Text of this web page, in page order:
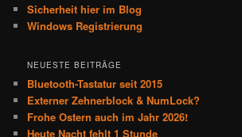
Sicherheit hier im Blog
Windows Registrierung
NEUESTE BEITRÄGE
Bluetooth-Tastatur seit 2015
Externer Zehnerblock & NumLock?
Frohe Ostern auch im Jahr 2026!
Heute Nacht fehlt 1 Stunde